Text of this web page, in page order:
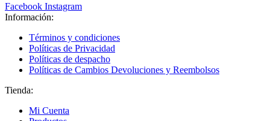
Facebook Instagram
Información:
Términos y condiciones
Políticas de Privacidad
Políticas de despacho
Políticas de Cambios Devoluciones y Reembolsos
Tienda:
Mi Cuenta